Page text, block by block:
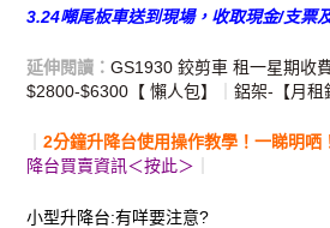
3.24噸尾板車送到現場，收取現金/支票
延伸閱讀：GS1930 鉸剪車 租一星期收
$2800-$6300【 懶人包】
｜鋁架-【月租
｜2分鐘升降台使用操作教學！一睇明哂
降台買賣資訊＜按此＞
小型升降台:有咩要注意?